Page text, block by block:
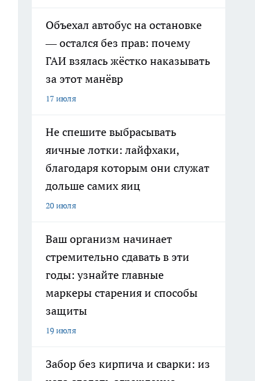
Объехал автобус на остановке
— остался без прав: почему
ГАИ взялась жёстко наказывать
за этот манёвр
17 июля
Не спешите выбрасывать
яичные лотки: лайфхаки,
благодаря которым они служат
дольше самих яиц
20 июля
Ваш организм начинает
стремительно сдавать в эти
годы: узнайте главные
маркеры старения и способы
защиты
19 июля
Забор без кирпича и сварки: из